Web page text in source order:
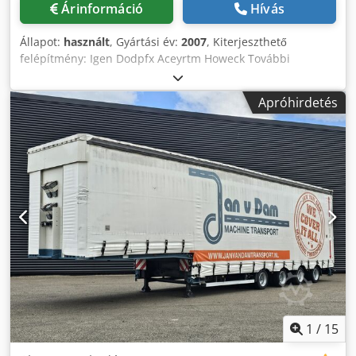
Támasztólábak: * 2 x 12 t támasztóorsó, 2 sebességes
hajtóművel Tengelyek: * 3 x 10 t légrugós tengelyegység,
SAF gyártmány, tárcsafékkel kb. 370 x 45 mm, ABS, 10 lyukú
közepesen középre helyezett ET120, a légrugózás teljes
emelési útja kb. 200 mm, ebből emelés kb. 140 mm,
süllyesztés kb. 60 mm, a légrugózás vezérlése kézi
szabályzóval, megállító funkcióval Kormányzott tengely: *
3. tengely mint utánfutó kormányzott tengely, kézi és
automata tolatásgátlóval Emelhető tengely: * 1. tengely
automatikusan emelhető, opcionálisan a járművázon vagy
a világítási csatlakozó 12-es PIN-jén keresztül kapcsolható
Gumizás: * 6 db, 445/45R19,5, szabadon választott
márkából, 14.00X19,5 felniken, 10 lyukú ET120 Sárvédők: *
EU szabvány szerint, 1/4 PVC-sárvédő az első és hátsó
tengelyek kerekei előtt és mögött Pótkeréktartó: * Nincs
Fékrendszer: * Kétsoros fékrendszer EU előírás szerint,
EBS-sel, automatikus terhelésfüggő szabályozással Dcodpjy
Up S Sefx Acwok * Rugóerőtároló rögzítőfék 2 tengelyen,
elcserélhetetlen kuplungfejek fixen rögzítve az elülső
kereten, kapcsolóvezeték nélkül a vontatóhoz, Wabco
Árinformáció Hívás
Állapot: használt, Gyártási év: 2007, Kiterjeszthető
felépítmény: Igen Dodpfx Aceyrtm Howeck További
információért forduljon Theo Lelie-hez.
Apróhirdetés
1 / 15